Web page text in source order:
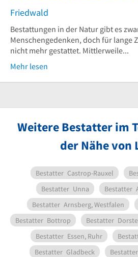
Friedwald
Bestattungen in der Natur gibt es
Menschengedenken, doch für lange
nicht mehr gestattet. Mittlerweile...
Mehr lesen
Weitere Bestatter im
der Nähe von
Bestatter Castrop-Rauxel
Bestatter Unna Bestatter
Bestatter Arnsberg, Westfalen
Bestatter Bottrop Bestatter
Bestatter Essen, Ruhr
Bestatter Gladbeck Bestatter